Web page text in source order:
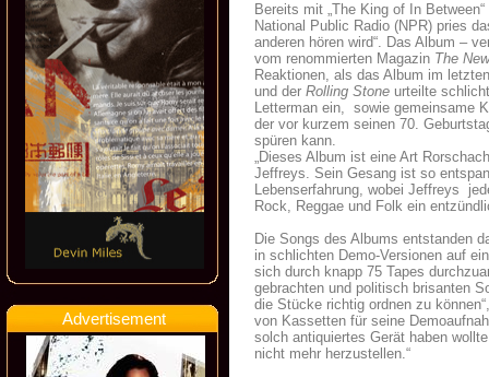
Advertisement
Bereits mit „The King of In
National Public Radio (NPR) pries
anderen hören wird“. Das Album –
vom renommierten Magazin The
Reaktionen, als das Album im
und der Rolling Stone urteilte
Letterman ein, sowie gemeinsame
der vor kurzem seinen 70.
spüren kann.
„Dieses Album ist eine Art
Jeffreys. Sein Gesang ist so
Lebenserfahrung, wobei Jeffreys
Rock, Reggae und Folk ein
Die Songs des Albums entstanden
in schlichten Demo-Versionen auf
sich durch knapp 75 Tapes
gebrachten und politisch brisanten
die Stücke richtig ordnen zu
von Kassetten für seine
solch antiquiertes Gerät haben
nicht mehr herzustellen.“